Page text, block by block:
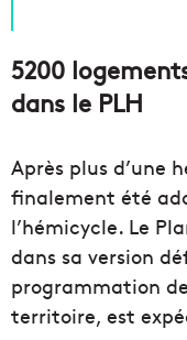
5200
dans le PLH
Après plus d’une
finalement été
l’hémicycle. Le
dans sa version
programmation
territoire, est